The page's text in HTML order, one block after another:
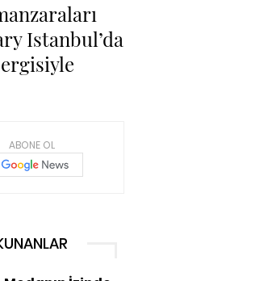
Istanbul’da
ABONE OL